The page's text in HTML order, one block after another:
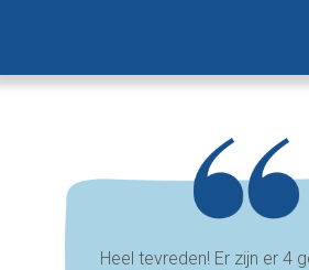
Heel tevreden! Er zijn er 4